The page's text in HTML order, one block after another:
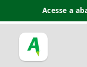
Acesse a